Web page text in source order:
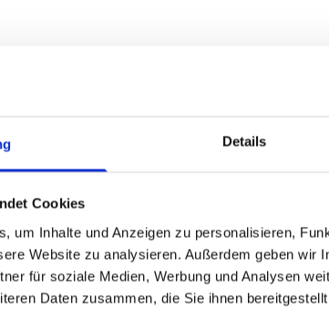
Details
Cookies
um Inhalte und Anzeigen zu personalisieren,
Website zu analysieren. Außerdem geben wir
für soziale Medien, Werbung und Analysen
Daten zusammen, die Sie ihnen
im Schinkel
für Sie da
und freundliches Team, das
hier auch Rezepte, Krankschreibungen